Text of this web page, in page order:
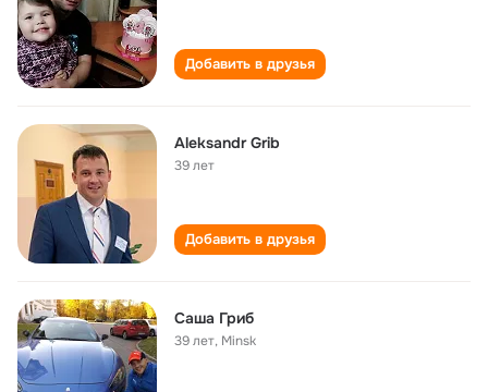
Добавить в друзья
Aleksandr Grib
39 лет
Добавить в друзья
Саша Гриб
39 лет, Minsk